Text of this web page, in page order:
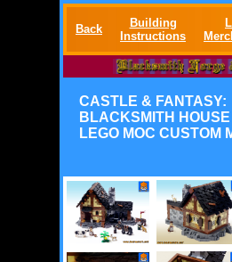
Back
Building
Instructions
CASTLE & FANTASY:
BLACKSMITH
LEGO MOC CUSTOM